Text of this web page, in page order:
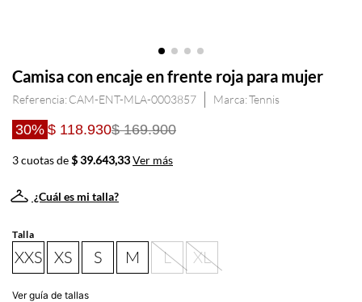
Camisa con encaje en frente roja para mujer
Referencia: CAM-ENT-MLA-0003857 Tennis
30% $ 118.930$ 169.900
3 cuotas de$ 39.643,33Ver más
¿Cuál es mi talla?
Talla
XXS XS S M L XL
Ver guía de tallas